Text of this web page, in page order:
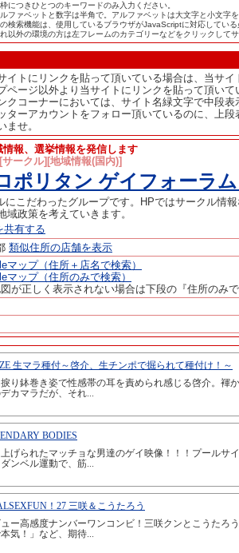
につきひとつのキーワードのみ入力ください。
ファベットと数字は半角で。アルファベットは大文字と小文字
の検索機能は、使用しているブラウザがJavaScriptに対応している
以外の環境の方は左フレームのカテゴリーなどをクリックしてサ
イトにリンクを貼って頂いている場合は、当サ
ページ以外より当サイトにリンクを貼って頂いて
クコーナーにおいては、サイト名緑文字で中段
ターアカウントをフォロー頂いているのに、上
ませ。
報、選挙情報を発信します
ークル][地域情報(国内)]
ポリタン ゲイフォーラム
にこだわったグループです。HPではサークル情
域政策を考えていきます。
共有する
類似住所の店舗を表示
マップ（住所＋店名で検索）
マップ（住所のみで検索）
が正しく表示されない場合は下段の『住所のみで